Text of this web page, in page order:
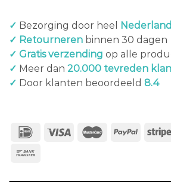
✓ Bezorging door heel
Nederland
✓ Retourneren binnen 30 dagen
✓ Gratis verzending op alle
✓ Meer dan 20.000 tevreden
✓ Door klanten beoordeeld 8.4